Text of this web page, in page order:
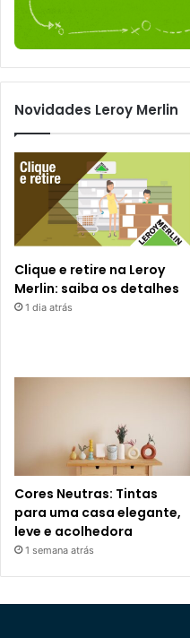
Novidades Leroy Merlin
Clique e retire na Leroy
Merlin: saiba os detalhes
1 dia atrás
Cores Neutras: Tintas
para uma casa elegante,
leve e acolhedora
1 semana atrás